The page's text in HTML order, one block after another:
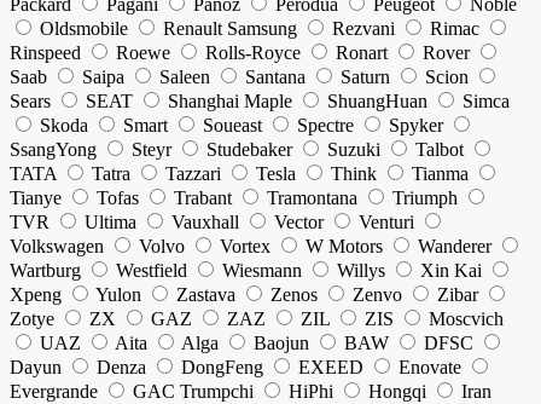
Packard
Pagani Panoz Perodua Peugeot
Noble
Oldsmobile
Renault Samsung Rezvani
Rimac
Rinspeed
Roewe Rolls-Royce Ronart
Rover
Saab
Saipa Saleen Santana Saturn
Scion
Sears
SEAT Shanghai Maple ShuangHuan
Simca
Skoda
Smart Soueast Spectre
Spyker
SsangYong
Steyr Studebaker Suzuki
Talbot
TATA
Tatra Tazzari Tesla Think
Tianma
Tianye
Tofas Trabant Tramontana
Triumph
TVR
Ultima Vauxhall Vector
Venturi
Volkswagen
Volvo Vortex W Motors
Wanderer
Wartburg
Westfield Wiesmann Willys
Xin Kai
Xpeng
Yulon Zastava Zenos Zenvo
Zibar
Zotye
ZX GAZ ZAZ ZIL ZIS
Moscvich
UAZ
Aita Alga Baojun BAW
DFSC
Dayun
Denza DongFeng EXEED
Enovate
Evergrande
GAC Trumpchi HiPhi Hongqi
Iran